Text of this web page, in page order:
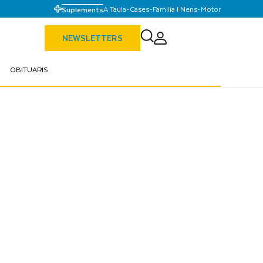
SuplementsA Taula-Cases-Familia I Nens-Motor
NEWSLETTERS
OBITUARIS